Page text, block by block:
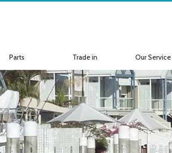
Parts
パーツ情報
Trade in
ボートの買取
Our Service
サービス案内